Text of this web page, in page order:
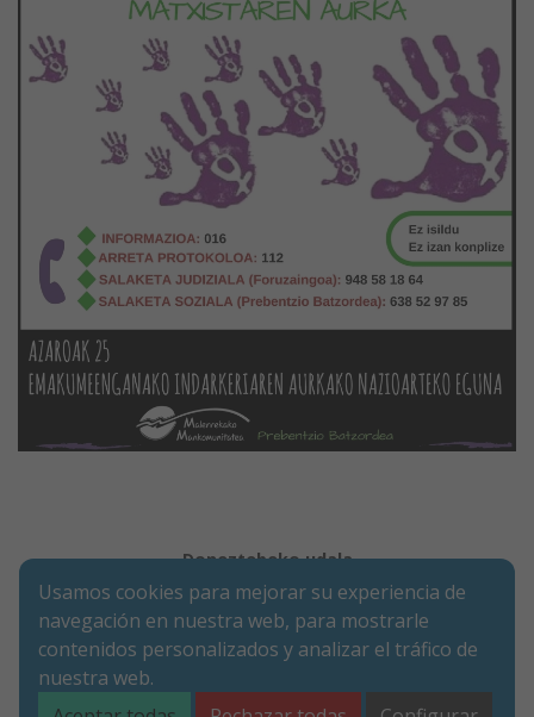
Doneztebeko udala
Legezko oharra
Cookie-en politika
Irisgarritasuna
Pribatutasun-abisua
Merkatarien Karrika 9 | P.K. 31740 | Doneztebe (NAFARROA)
Tel. 948 45 00 17 | Fax. 948 45 09 39
Usamos cookies para mejorar su experiencia de
navegación en nuestra web, para mostrarle
contenidos personalizados y analizar el tráfico de
nuestra web.